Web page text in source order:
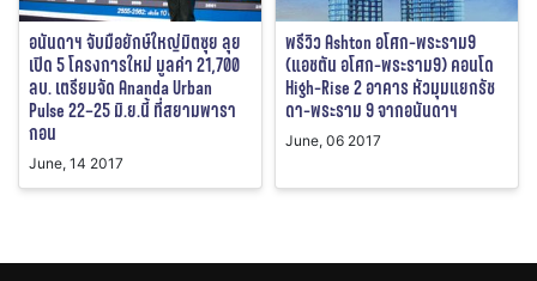
อนันดาฯ จับมือยักษ์ใหญ่มิตซุย ลุย
เปิด 5 โครงการใหม่ มูลค่า 21,700
ลบ. เตรียมจัด Ananda Urban
Pulse 22–25 มิ.ย.นี้ ที่สยามพารา
กอน
June, 14 2017
พรีวิว Ashton อโศก-พระราม9
(แอชตัน อโศก-พระราม9) คอนโด
High-Rise 2 อาคาร หัวมุมแยกรัช
ดา-พระราม 9 จากอนันดาฯ
June, 06 2017